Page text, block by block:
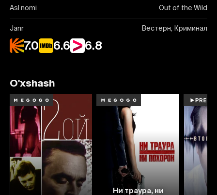
Asl nomi Out of the Wild
Janr Вестерн, Криминал
7.0 6.6 6.8
O'xshash
7.0
Ни траура, ни
3.6